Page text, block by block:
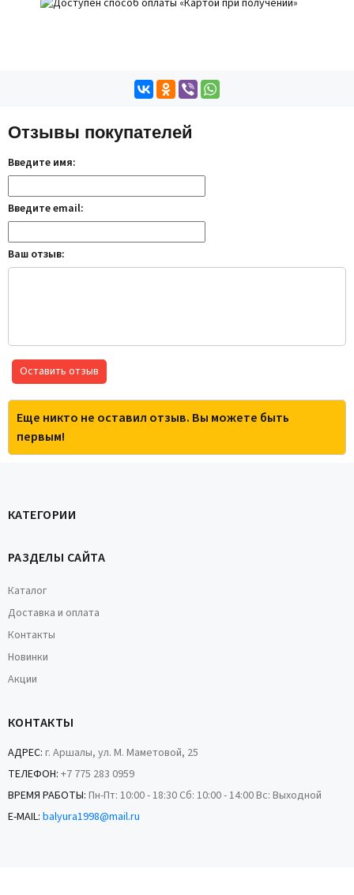
Отзывы покупателей
Введите имя:
Введите email:
Ваш отзыв:
Оставить отзыв
Еще никто не оставил отзыв. Вы можете быть
первым!
КАТЕГОРИИ
РАЗДЕЛЫ САЙТА
Каталог
Доставка и оплата
Контакты
Новинки
Акции
КОНТАКТЫ
АДРЕС: г. Аршалы, ул. М. Маметовой, 25
ТЕЛЕФОН: +7 775 283 0959
ВРЕМЯ РАБОТЫ: Пн-Пт: 10:00 - 18:30 Сб: 10:00 - 14:00 Вс: Выходной
E-MAIL: balyura1998@mail.ru